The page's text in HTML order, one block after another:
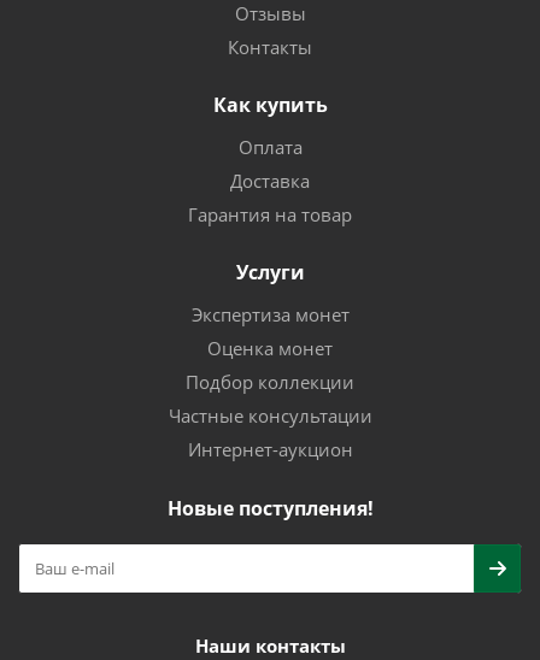
Отзывы
Контакты
Как купить
Оплата
Доставка
Гарантия на товар
Услуги
Экспертиза монет
Оценка монет
Подбор коллекции
Частные консультации
Интернет-аукцион
Новые поступления!
Наши контакты